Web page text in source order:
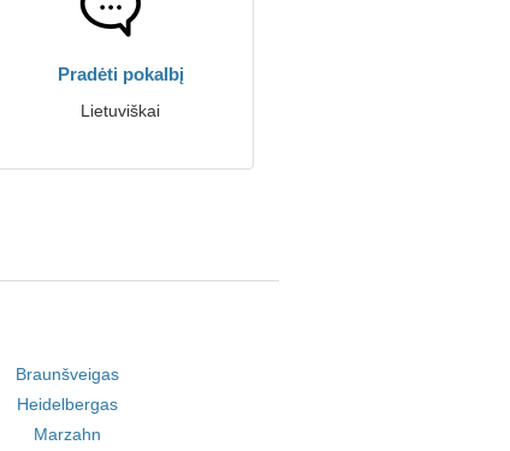
Pradėti pokalbį
Lietuviškai
Braunšveigas
Heidelbergas
Marzahn